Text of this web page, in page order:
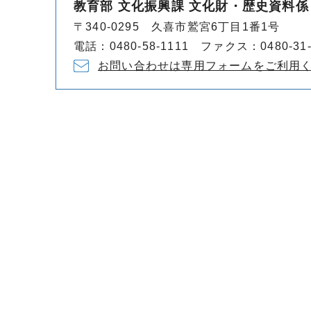
教育部 文化振興課 文化財・歴史資料係
〒340-0295 久喜市鷲宮6丁目1番1号
電話：0480-58-1111 ファクス：0480-
お問い合わせは専用フォームをご利用く